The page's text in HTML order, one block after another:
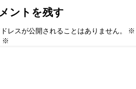
ントを残す
レスが公開されることはありません。 ※
※